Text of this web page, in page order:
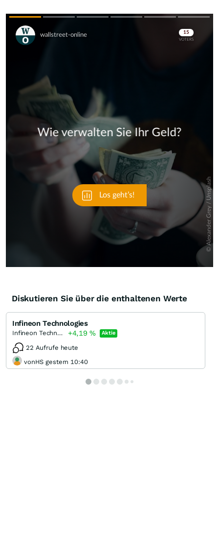
Skip
Diskutieren Sie über die enthaltenen Werte
Infineon Technologies
Infineon Technologies +4,19% Aktie
22 Aufrufe heute
vonHS gestern 10:40